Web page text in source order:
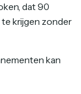
dat 90
krijgen zonder
kan